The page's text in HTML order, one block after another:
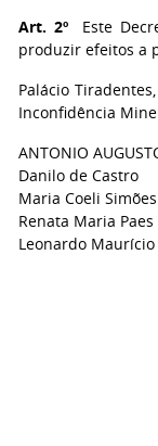
Art. 2ºEste
produzir efeitos a
Palácio
Inconfidência
ANTONIO
Danilo de Castro
Maria Coeli
Renata Maria
Leonardo